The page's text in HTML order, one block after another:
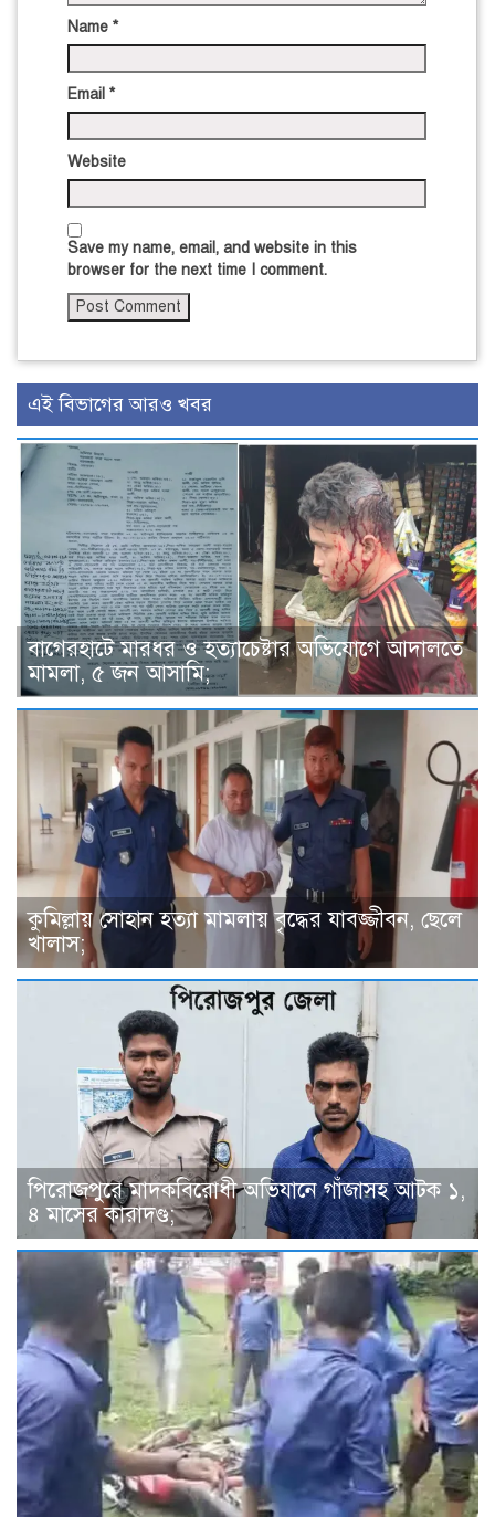
Name *
Email *
Website
Save my name, email, and website in this
browser for the next time I comment.
এই বিভাগের আরও খবর
বাগেরহাটে মারধর ও হত্যাচেষ্টার অভিযোগে আদালতে
মামলা, ৫ জন আসামি;
কুমিল্লায় সোহান হত্যা মামলায় বৃদ্ধের যাবজ্জীবন, ছেলে
খালাস;
পিরোজপুরে মাদকবিরোধী অভিযানে গাঁজাসহ আটক ১,
৪ মাসের কারাদণ্ড;